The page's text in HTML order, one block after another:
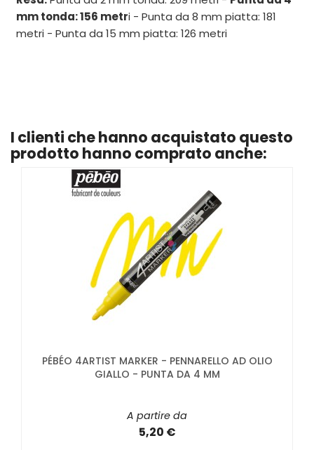
mm tonda: 156 metri - Punta da 8 mm piatta: 181
metri - Punta da 15 mm piatta: 126 metri
I clienti che hanno acquistato questo
prodotto hanno comprato anche:
PÉBÉO 4ARTIST MARKER - PENNARELLO AD OLIO
GIALLO - PUNTA DA 4 MM
A partire da
5,20 €